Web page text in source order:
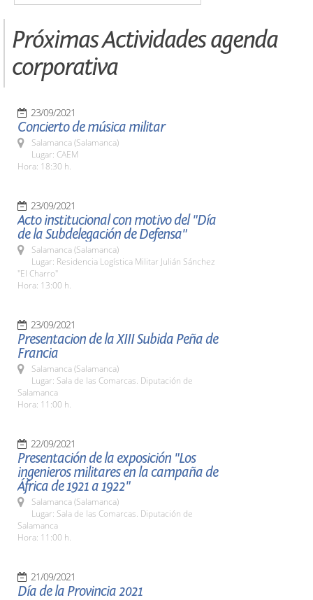
Próximas Actividades agenda
corporativa
23/09/2021
Concierto de música militar
Salamanca (Salamanca)
Lugar: CAEM
Hora: 18:30 h.
23/09/2021
Acto institucional con motivo del "Día
de la Subdelegación de Defensa"
Salamanca (Salamanca)
Lugar: Residencia Logística Militar Julián Sánchez
"El Charro"
Hora: 13:00 h.
23/09/2021
Presentacion de la XIII Subida Peña de
Francia
Salamanca (Salamanca)
Lugar: Sala de las Comarcas. Diputación de
Salamanca
Hora: 11:00 h.
22/09/2021
Presentación de la exposición "Los
ingenieros militares en la campaña de
África de 1921 a 1922"
Salamanca (Salamanca)
Lugar: Sala de las Comarcas. Diputación de
Salamanca
Hora: 11:00 h.
21/09/2021
Día de la Provincia 2021